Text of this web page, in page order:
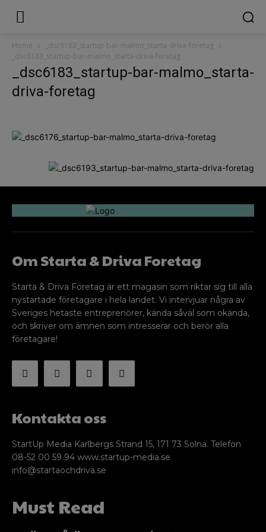
Home
_dsc6183_startup-bar-malmo_starta-driva-foretag
_dsc6183_startup-bar-malmo_starta-driva-foretag
_dsc6183_startup-bar-malmo_starta-
driva-foretag
Om Starta & Driva Foretag
Starta & Driva Företag är ett magasin som riktar sig till alla
nystartade företagare i hela landet. Vi intervjuar några av
Sveriges hetaste entreprenörer, kända såväl som okända,
och skriver om ämnen som intresserar och berör alla
företagare!
Kontakta oss
StartUp Media Karlbergs Strand 15, 171 73 Solna. Telefon
08-52 00 59 94 www.startup-media.se
info@startaochdriva.se
Must Read